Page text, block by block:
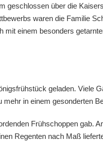
über die
waren die Familie
einem besonders
geladen. Viele
in einem gesonderten
Frühschoppen gab.
Regenten nach Maß